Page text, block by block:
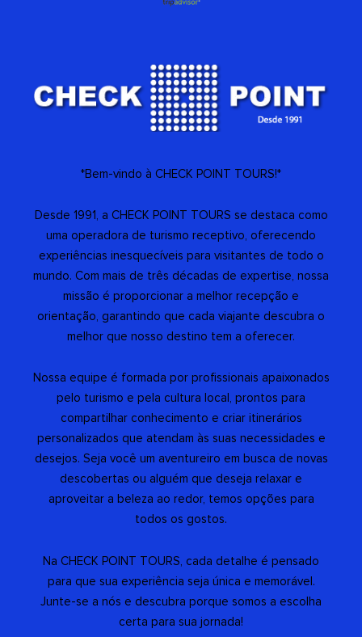
*Bem-vindo à CHECK POINT TOURS!*
Desde 1991, a CHECK POINT TOURS se destaca como
uma operadora de turismo receptivo, oferecendo
experiências inesquecíveis para visitantes de todo o
mundo. Com mais de três décadas de expertise, nossa
missão é proporcionar a melhor recepção e
orientação, garantindo que cada viajante descubra o
melhor que nosso destino tem a oferecer.
Nossa equipe é formada por profissionais apaixonados
pelo turismo e pela cultura local, prontos para
compartilhar conhecimento e criar itinerários
personalizados que atendam às suas necessidades e
desejos. Seja você um aventureiro em busca de novas
descobertas ou alguém que deseja relaxar e
aproveitar a beleza ao redor, temos opções para
todos os gostos.
Na CHECK POINT TOURS, cada detalhe é pensado
para que sua experiência seja única e memorável.
Junte-se a nós e descubra porque somos a escolha
certa para sua jornada!